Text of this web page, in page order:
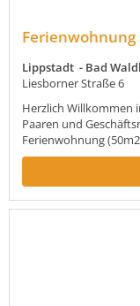
Ferienwohnung
Lippstadt - Bad
Liesborner Straße 6
Herzlich Willkommen
Paaren und
Ferienwohnung